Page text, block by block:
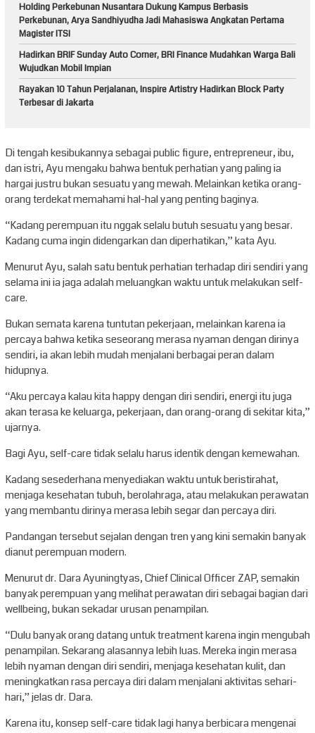
Holding Perkebunan Nusantara Dukung Kampus Berbasis
Perkebunan, Arya Sandhiyudha Jadi Mahasiswa Angkatan Pertama
Magister ITSI
Hadirkan BRIF Sunday Auto Corner, BRI Finance Mudahkan Warga Bali
Wujudkan Mobil Impian
Rayakan 10 Tahun Perjalanan, Inspire Artistry Hadirkan Block Party
Terbesar di Jakarta
Di tengah kesibukannya sebagai public figure, entrepreneur, ibu,
dan istri, Ayu mengaku bahwa bentuk perhatian yang paling ia
hargai justru bukan sesuatu yang mewah. Melainkan ketika orang-
orang terdekat memahami hal-hal yang penting baginya.
“Kadang perempuan itu nggak selalu butuh sesuatu yang besar.
Kadang cuma ingin didengarkan dan diperhatikan,” kata Ayu.
Menurut Ayu, salah satu bentuk perhatian terhadap diri sendiri yang
selama ini ia jaga adalah meluangkan waktu untuk melakukan self-
care.
Bukan semata karena tuntutan pekerjaan, melainkan karena ia
percaya bahwa ketika seseorang merasa nyaman dengan dirinya
sendiri, ia akan lebih mudah menjalani berbagai peran dalam
hidupnya.
“Aku percaya kalau kita happy dengan diri sendiri, energi itu juga
akan terasa ke keluarga, pekerjaan, dan orang-orang di sekitar kita,”
ujarnya.
Bagi Ayu, self-care tidak selalu harus identik dengan kemewahan.
Kadang sesederhana menyediakan waktu untuk beristirahat,
menjaga kesehatan tubuh, berolahraga, atau melakukan perawatan
yang membantu dirinya merasa lebih segar dan percaya diri.
Pandangan tersebut sejalan dengan tren yang kini semakin banyak
dianut perempuan modern.
Menurut dr. Dara Ayuningtyas, Chief Clinical Officer ZAP, semakin
banyak perempuan yang melihat perawatan diri sebagai bagian dari
wellbeing, bukan sekadar urusan penampilan.
“Dulu banyak orang datang untuk treatment karena ingin mengubah
penampilan. Sekarang alasannya lebih luas. Mereka ingin merasa
lebih nyaman dengan diri sendiri, menjaga kesehatan kulit, dan
meningkatkan rasa percaya diri dalam menjalani aktivitas sehari-
hari,” jelas dr. Dara.
Karena itu, konsep self-care tidak lagi hanya berbicara mengenai